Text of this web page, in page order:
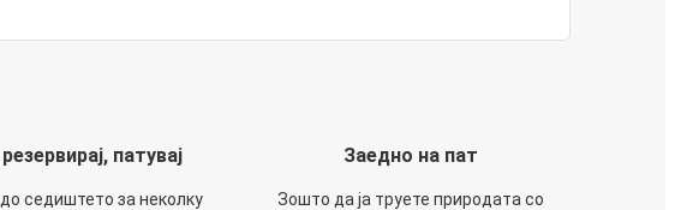
патувај
седиштето за неколку
Заедно на пат
Зошто да ја труете природата со